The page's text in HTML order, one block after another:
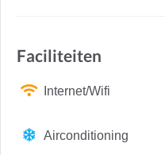
Faciliteiten
Internet/Wifi
Airconditioning